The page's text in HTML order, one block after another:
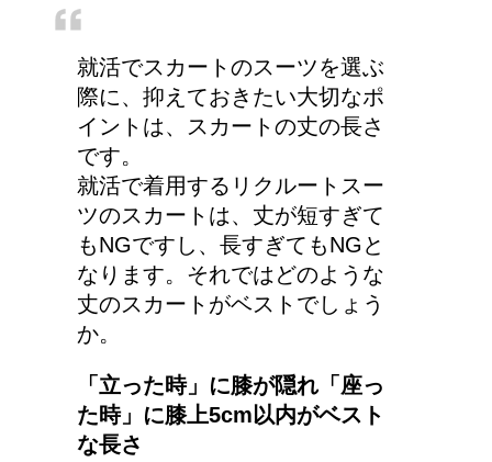
労災保険の請求で病院が
2か所の場合はどうなる
の？
人が死ぬ前に感じる予感
や予兆の3パターン
カート・ファッションは
勇気がいる！
就活でスカートのスーツを選ぶ
際に、抑えておきたい大切なポ
イントは、スカートの丈の長さ
です。
就活で着用するリクルートスー
ツのスカートは、丈が短すぎて
もNGですし、長すぎてもNGと
なります。それではどのような
丈のスカートがベストでしょう
か。
「立った時」に膝が隠れ「座っ
た時」に膝上5cm以内がベスト
な長さ